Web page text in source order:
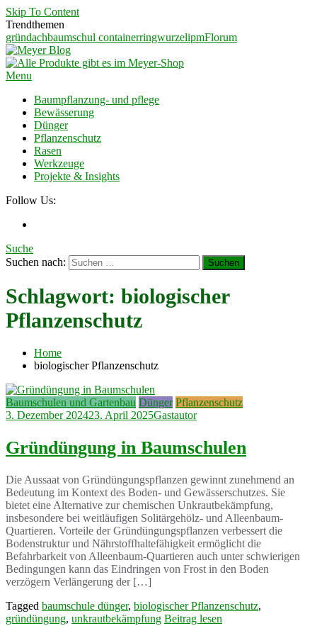
Skip To Content
Trendthemen
gründachbaumschul containerringwurzelipmFlorum
Meyer Blog
Ein Blog für Garten und Landschaftsbauer
Menu
Baumpflanzung- und pflege
Bewässerung
Dünger
Pflanzenschutz
Rasen
Werkzeuge
Projekte & Insights
Follow Us:
Suche
Suchen nach:
Schlagwort: biologischer
Pflanzenschutz
Home
biologischer Pflanzenschutz
Baumschulen und Gartenbau Dünger Pflanzenschutz
3. Dezember 202423. April 2025Gastautor
Gründüngung in Baumschulen
Die Aussaat von Gründüngungspflanzen gewinnt zunehmend an
Bedeutung im Kontext des Boden- und Gewässerschutzes. Sie
bietet eine Alternative zur chemischen Unkrautbekämpfung,
insbesondere bei weitläufigen Solitärgehölz- und Alleenbaum-
Quartieren. Vorteile der Gründüngungspflanzen verbessert die
Bodenstruktur und Nährstoffhaltefähigkeit ermöglicht die
Befahrbarkeit von Alleenbaum-Quartieren auch unter schwierigen
Bedingungen kann das Eindringen von Frost in den Boden
verzögern Verlängerung der […]
Tagged baumschule dünger, biologischer Pflanzenschutz,
gründüngung, unkrautbekämpfung Beitrag lesen